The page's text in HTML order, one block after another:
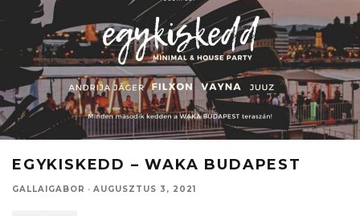
EGYKISKEDD – WAKA BUDAPEST
GALLAIGABOR · AUGUSZTUS 3, 2021